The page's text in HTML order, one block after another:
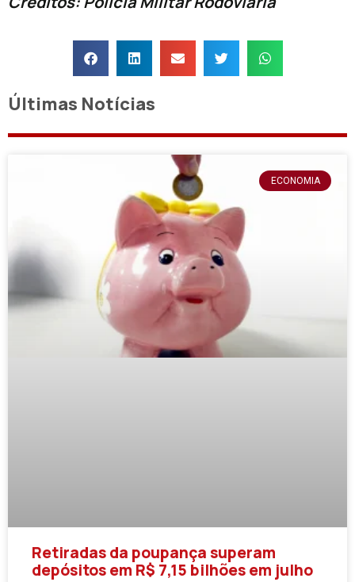
Últimas Notícias
ECONOMIA
Retiradas da poupança superam
depósitos em R$ 7,15 bilhões em julho